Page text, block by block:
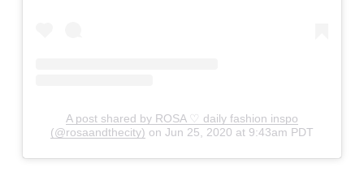
A post shared by ROSA ♡ daily fashion inspo
(@rosaandthecity) on Jun 25, 2020 at 9:43am PDT